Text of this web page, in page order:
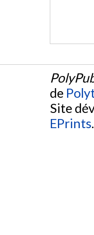
de
Site
EPrints.